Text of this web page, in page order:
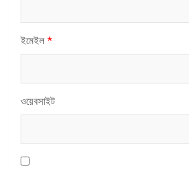
ইমেইল *
ওয়েবসাইট